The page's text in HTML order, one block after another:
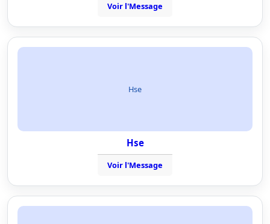
Voir l'Message
Hse
Hse
Voir l'Message